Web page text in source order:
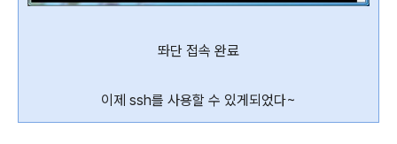
똬단 접속 완료
이제 ssh를 사용할 수 있게되었다~